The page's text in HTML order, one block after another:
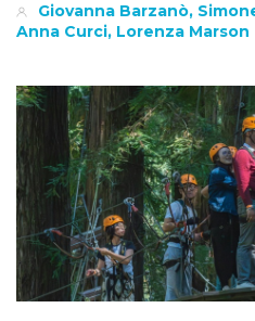
Giovanna Barzanò,
Anna Curci, Lorenza Marson